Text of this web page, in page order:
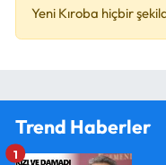
Yeni Kıroba hiçbir
Trend Haberler
1